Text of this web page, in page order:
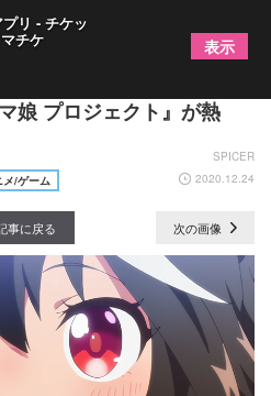
リリース間近！ アニメ第2
娘 プロジェクト』が熱
SPICER
メ/ゲーム 2020.12.24
事に戻る 次の画像
リ - チケッ
チケ 表示